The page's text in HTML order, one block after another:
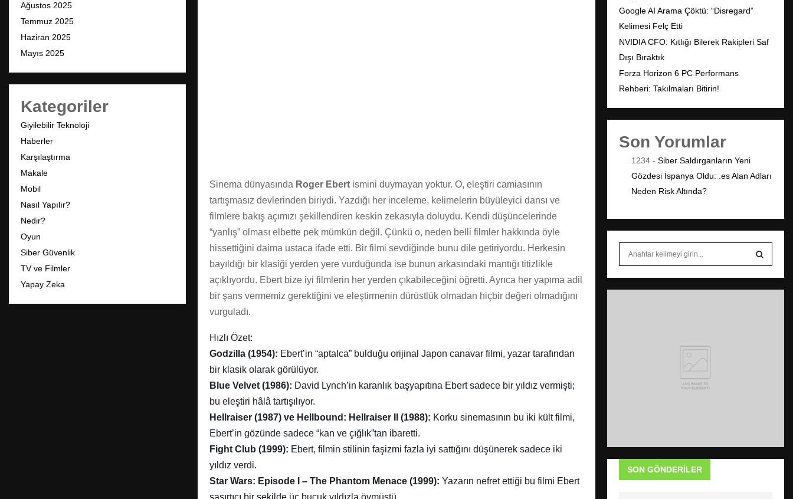
Sinema dünyasında Roger Ebert ismini duymayan yoktur. O, eleştiri camiasının
tartışmasız devlerinden biriydi. Yazdığı her inceleme, kelimelerin büyüleyici dansı ve
filmlere bakış açımızı şekillendiren keskin zekasıyla doluydu. Kendi düşüncelerinde
“yanlış” olması elbette pek mümkün değil. Çünkü o, neden belli filmler hakkında öyle
hissettiğini daima ustaca ifade etti. Bir filmi sevdiğinde bunu dile getiriyordu. Herkesin
bayıldığı bir klasiği yerden yere vurduğunda ise bunun arkasındaki mantığı titizlikle
açıklıyordu. Ebert bize iyi filmlerin her yerden çıkabileceğini öğretti. Ayrıca her yapıma adil
bir şans vermemiz gerektiğini ve eleştirmenin dürüstlük olmadan hiçbir değeri olmadığını
vurguladı.
Hızlı Özet:
Godzilla (1954): Ebert’in “aptalca” bulduğu orijinal Japon canavar filmi, yazar tarafından
bir klasik olarak görülüyor.
Blue Velvet (1986): David Lynch’in karanlık başyapıtına Ebert sadece bir yıldız vermişti;
bu eleştiri hâlâ tartışılıyor.
Hellraiser (1987) ve Hellbound: Hellraiser II (1988): Korku sinemasının bu iki kült filmi,
Ebert’in gözünde sadece “kan ve çığlık”tan ibaretti.
Fight Club (1999): Ebert, filmin stilinin faşizmi fazla iyi sattığını düşünerek sadece iki
yıldız verdi.
Star Wars: Episode I – The Phantom Menace (1999): Yazarın nefret ettiği bu filmi Ebert
şaşırtıcı bir şekilde üç buçuk yıldızla övmüştü.
Ağustos 2025
Temmuz 2025
Haziran 2025
Mayıs 2025
Kategoriler
Giyilebilir Teknoloji
Haberler
Karşılaştırma
Makale
Mobil
Nasıl Yapılır?
Nedir?
Oyun
Siber Güvenlik
TV ve Filmler
Yapay Zeka
Google AI Arama Çöktü: “Disregard”
Kelimesi Felç Etti
NVIDIA CFO: Kıtlığı Bilerek Rakipleri Saf
Dışı Bıraktık
Forza Horizon 6 PC Performans
Rehberi: Takılmaları Bitirin!
Son Yorumlar
1234 - Siber Saldırganların Yeni
Gözdesi İspanya Oldu: .es Alan Adları
Neden Risk Altında?
S
SON GÖNDERILER